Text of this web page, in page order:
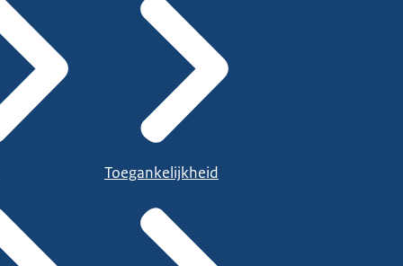
Toegankelijkheid